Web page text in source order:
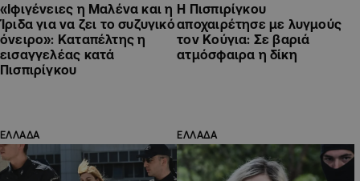
«Ιφιγένειες η Μαλένα και η
Ίριδα για να ζει το συζυγικό
όνειρο»: Καταπέλτης η
εισαγγελέας κατά
Πισπιρίγκου
Η Πισπιρίγκου
αποχαιρέτησε με λυγμούς
τον Κούγια: Σε βαριά
ατμόσφαιρα η δίκη
ΕΛΛΑΔΑ ΕΛΛΑΔΑ